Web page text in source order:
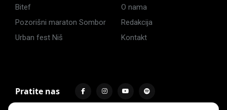
Bitef
Pozorišni maraton Sombor
Urban fest Niš
O nama
Redakcija
Kontakt
Pratite nas